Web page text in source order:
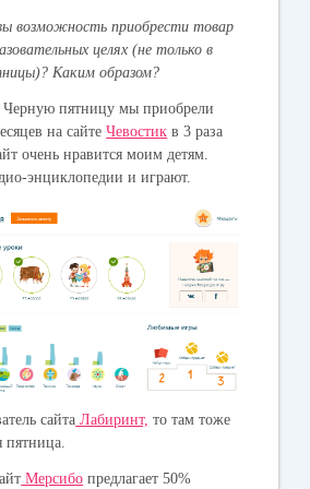
возможность приобрести товар
целях (не только в
Каким образом?
Черную пятницу мы приобрели
на сайтеЧевостик в 3 раза
очень нравится моим детям.
энциклопедии и играют.
сайта Лабиринт, то там тоже
пятница.
Мерсибо предлагает 50%